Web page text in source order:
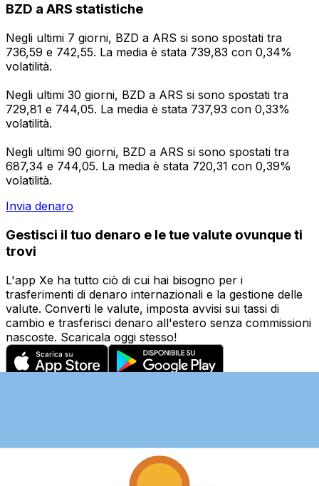
BZD a ARS statistiche
Negli ultimi 7 giorni, BZD a ARS si sono spostati tra
736,59 e 742,55. La media è stata 739,83 con 0,34%
volatilità.
Negli ultimi 30 giorni, BZD a ARS si sono spostati tra
729,81 e 744,05. La media è stata 737,93 con 0,33%
volatilità.
Negli ultimi 90 giorni, BZD a ARS si sono spostati tra
687,34 e 744,05. La media è stata 720,31 con 0,39%
volatilità.
Invia denaro
Gestisci il tuo denaro e le tue valute ovunque ti
trovi
L'app Xe ha tutto ciò di cui hai bisogno per i
trasferimenti di denaro internazionali e la gestione delle
valute. Converti le valute, imposta avvisi sui tassi di
cambio e trasferisci denaro all'estero senza commissioni
nascoste. Scaricala oggi stesso!